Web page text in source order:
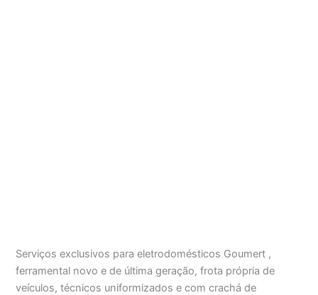
Serviços exclusivos para eletrodomésticos Goumert ,
ferramental novo e de última geração, frota própria de
veículos, técnicos uniformizados e com crachá de